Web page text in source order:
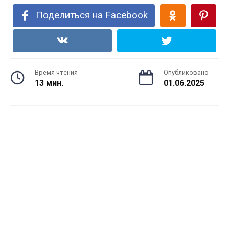
Поделиться на Facebook
Время чтения
13 мин.
Опубликовано
01.06.2025